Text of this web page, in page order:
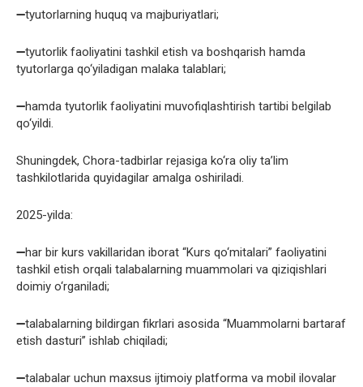
➖tyutorlarning huquq va majburiyatlari;
➖tyutorlik faoliyatini tashkil etish va boshqarish hamda
tyutorlarga qo‘yiladigan malaka talablari;
➖hamda tyutorlik faoliyatini muvofiqlashtirish tartibi belgilab
qo‘yildi.
Shuningdek, Chora-tadbirlar rejasiga ko‘ra oliy ta’lim
tashkilotlarida quyidagilar amalga oshiriladi.
2025-yilda:
➖har bir kurs vakillaridan iborat “Kurs qo‘mitalari” faoliyatini
tashkil etish orqali talabalarning muammolari va qiziqishlari
doimiy o‘rganiladi;
➖talabalarning bildirgan fikrlari asosida “Muammolarni bartaraf
etish dasturi” ishlab chiqiladi;
➖talabalar uchun maxsus ijtimoiy platforma va mobil ilovalar